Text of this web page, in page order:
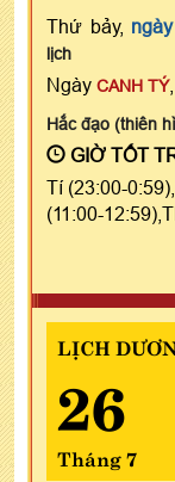
Thứ bảy,
lịch
Ngày CANH TÝ
Hắc đạo (thiên
GIỜ TỐT
Tí (23:00-
(11:00-
LỊCH
26
Tháng 7